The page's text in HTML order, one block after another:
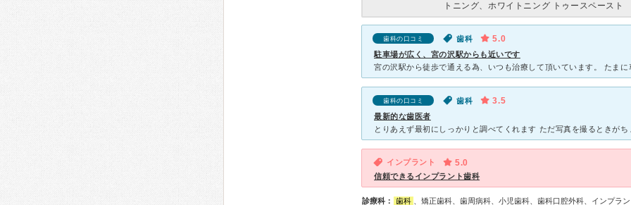
トニング、ホワイトニング トゥースペースト
歯科の口コミ 歯科 5.0
駐車場が広く、宮の沢駅からも近いです
歯科の口コミ 歯科 3.5
最新的な歯医者
インプラント 5.0
信頼できるインプラント歯科
診療科： 歯科 、矯正歯科、歯周病科、小児歯科、歯科口腔外科、インプラ